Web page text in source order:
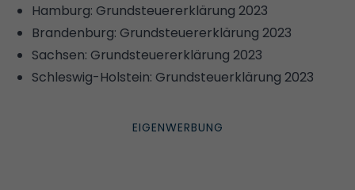
Hamburg: Grundsteuererklärung 2023
Brandenburg: Grundsteuererklärung 2023
Sachsen: Grundsteuererklärung 2023
Schleswig-Holstein: Grundsteuerklärung 2023